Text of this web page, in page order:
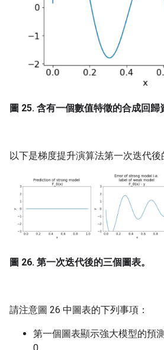
圖 25. 含有一個數值特徵的合成回歸
以下是梯度提升演算法第一次迭代後
圖 26. 第一次迭代後的三個圖表。
請注意圖 26 中圖表的下列事項：
第一個圖表顯示強大模型的預